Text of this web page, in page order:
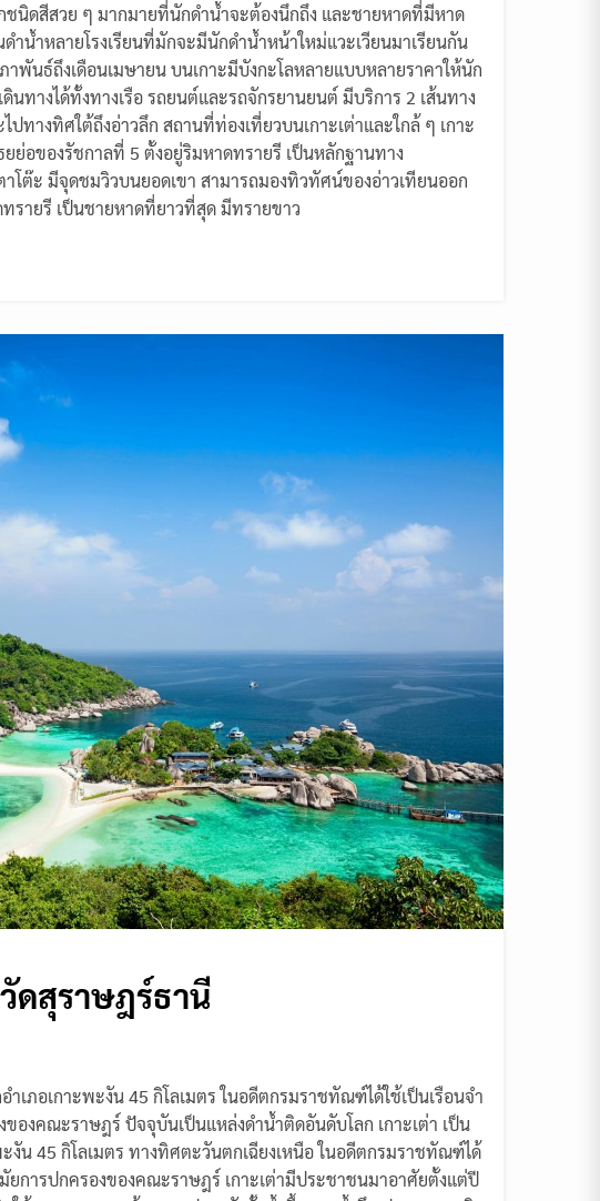
นิดสีสวย ๆ มากมายที่นักดำน้ำจะต้องนึกถึง และชายหาดที่มีหาด
น้ำหลายโรงเรียนที่มักจะมีนักดำน้ำหน้าใหม่แวะเวียนมาเรียนกัน
าพันธ์ถึงเดือนเมษายน บนเกาะมีบังกะโลหลายแบบหลายราคาให้นัก
นทางได้ทั้งทางเรือ รถยนต์และรถจักรยานยนต์ มีบริการ 2 เส้นทาง
ทางทิศใต้ถึงอ่าวลึก สถานที่ท่องเที่ยวบนเกาะเต่าและใกล้ ๆ เกาะ
ย่อของรัชกาลที่ 5 ตั้งอยู่ริมหาดทรายรี เป็นหลักฐานทาง
โต๊ะ มีจุดชมวิวบนยอดเขา สามารถมองทิวทัศน์ของอ่าวเทียนออก
รายรี เป็นชายหาดที่ยาวที่สุด มีทรายขาว
วัดสุราษฎร์ธานี
ำเภอเกาะพะงัน 45 กิโลเมตร ในอดีตกรมราชทัณฑ์ได้ใช้เป็นเรือนจำ
องคณะราษฎร์ ปัจจุบันเป็นแหล่งดำน้ำติดอันดับโลก เกาะเต่า เป็น
ะงัน 45 กิโลเมตร ทางทิศตะวันตกเฉียงเหนือ ในอดีตกรมราชทัณฑ์ได้
ยการปกครองของคณะราษฎร์ เกาะเต่ามีประชาชนมาอาศัยตั้งแต่ปี